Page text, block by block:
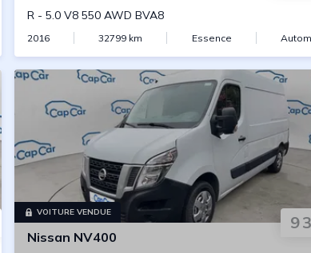
R- 5.0 V8 550 AWD BVA8
2016 32799 km Essence
VOITURE VENDUE
9
Nissan NV400